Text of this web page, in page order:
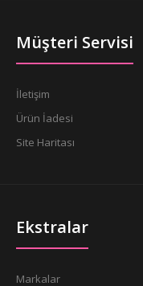
Müşteri Servisi
İletişim
Ürün İadesi
Site Haritası
Ekstralar
Markalar